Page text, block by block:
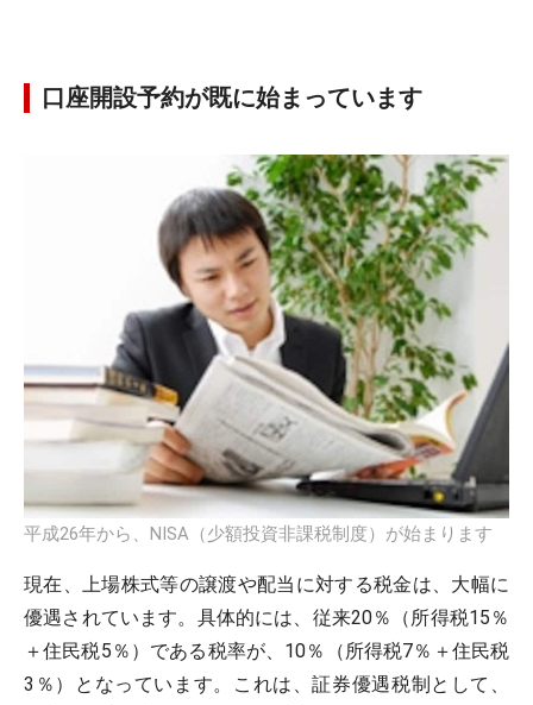
口座開設予約が既に始まっています
平成26年から、NISA（少額投資非課税制度）が始まります
現在、上場株式等の譲渡や配当に対する税金は、大幅に
優遇されています。具体的には、従来20％（所得税15％
＋住民税5％）である税率が、10％（所得税7％＋住民税
3％）となっています。これは、証券優遇税制として、